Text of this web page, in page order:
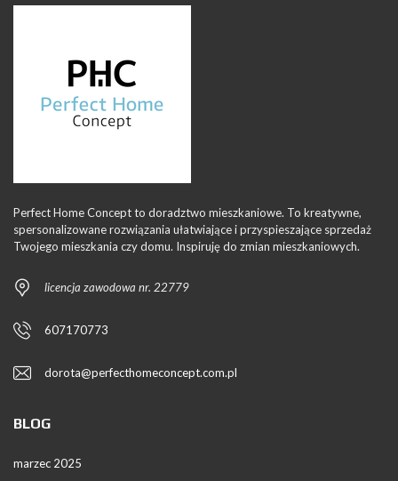
Perfect Home Concept to doradztwo mieszkaniowe. To kreatywne,
spersonalizowane rozwiązania ułatwiające i przyspieszające sprzedaż
Twojego mieszkania czy domu. Inspiruję do zmian mieszkaniowych.
licencja zawodowa nr. 22779
607170773
dorota@perfecthomeconcept.com.pl
BLOG
marzec 2025